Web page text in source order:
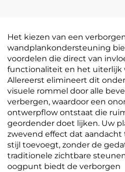
Het kiezen van een
wandplankondersteuning
voordelen die direct van
functionaliteit en het uiterlijk
Allereerst elimineert dit
visuele rommel door alle
verbergen, waardoor een
ontwerpflow ontstaat die
geordender doet lijken. Uw
zwevend effect dat
stijl toevoegt, zonder de
traditionele zichtbare
oogpunt biedt de verborgen